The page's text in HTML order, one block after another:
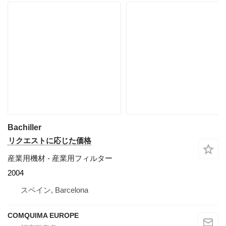
Bachiller
リクエストに応じた価格
産業用機材 - 産業用フィルター
2004
スペイン, Barcelona
COMQUIMA EUROPE